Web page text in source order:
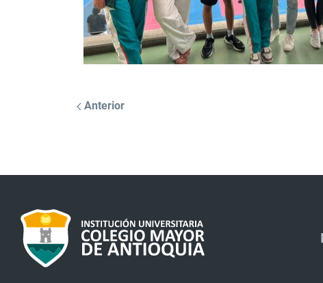
Anterior